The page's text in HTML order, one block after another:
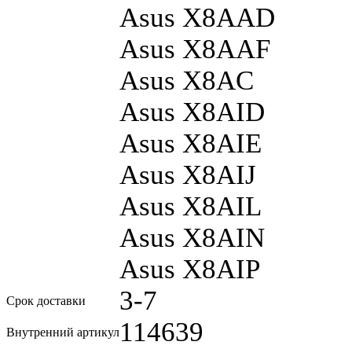
Asus X8AAD
Asus X8AAF
Asus X8AC
Asus X8AID
Asus X8AIE
Asus X8AIJ
Asus X8AIL
Asus X8AIN
Asus X8AIP
Срок доставки 3-7
Внутренний артикул114639